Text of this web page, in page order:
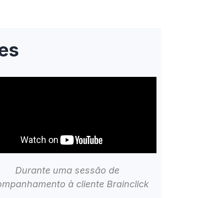
Durante uma sessão de
à cliente Brainclick